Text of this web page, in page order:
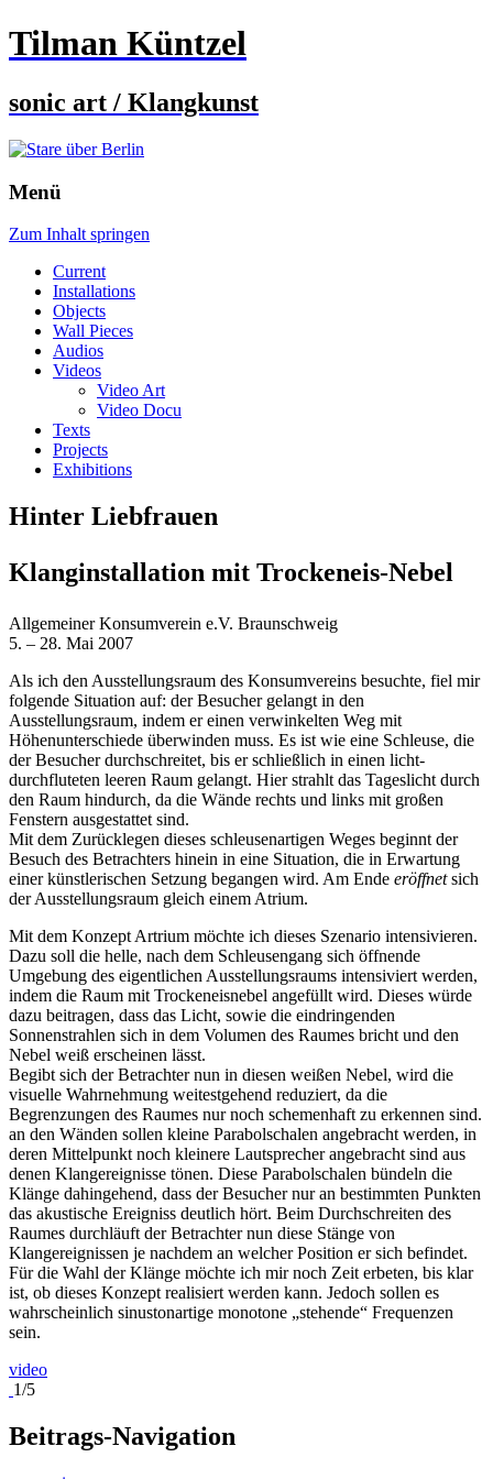
Tilman Küntzel
sonic art / Klangkunst
Menü
Zum Inhalt springen
Current
Installations
Objects
Wall Pieces
Audios
Videos
Video Art
Video Docu
Texts
Projects
Exhibitions
Hinter Liebfrauen
Klanginstallation mit Trockeneis-Nebel
Allgemeiner Konsumverein e.V. Braunschweig
5. – 28. Mai 2007
Als ich den Ausstellungsraum des Konsumvereins besuchte, fiel mir
folgende Situation auf: der Besucher gelangt in den
Ausstellungsraum, indem er einen verwinkelten Weg mit
Höhenunterschiede überwinden muss. Es ist wie eine Schleuse, die
der Besucher durchschreitet, bis er schließlich in einen licht-
durchfluteten leeren Raum gelangt. Hier strahlt das Tageslicht durch
den Raum hindurch, da die Wände rechts und links mit großen
Fenstern ausgestattet sind.
Mit dem Zurücklegen dieses schleusenartigen Weges beginnt der
Besuch des Betrachters hinein in eine Situation, die in Erwartung
einer künstlerischen Setzung begangen wird. Am Ende eröffnetsich
der Ausstellungsraum gleich einem Atrium.
Mit dem Konzept Artrium möchte ich dieses Szenario intensivieren.
Dazu soll die helle, nach dem Schleusengang sich öffnende
Umgebung des eigentlichen Ausstellungsraums intensiviert werden,
indem die Raum mit Trockeneisnebel angefüllt wird. Dieses würde
dazu beitragen, dass das Licht, sowie die eindringenden
Sonnenstrahlen sich in dem Volumen des Raumes bricht und den
Nebel weiß erscheinen lässt.
Begibt sich der Betrachter nun in diesen weißen Nebel, wird die
visuelle Wahrnehmung weitestgehend reduziert, da die
Begrenzungen des Raumes nur noch schemenhaft zu erkennen sind.
an den Wänden sollen kleine Parabolschalen angebracht werden, in
deren Mittelpunkt noch kleinere Lautsprecher angebracht sind aus
denen Klangereignisse tönen. Diese Parabolschalen bündeln die
Klänge dahingehend, dass der Besucher nur an bestimmten Punkten
das akustische Ereigniss deutlich hört. Beim Durchschreiten des
Raumes durchläuft der Betrachter nun diese Stänge von
Klangereignissen je nachdem an welcher Position er sich befindet.
Für die Wahl der Klänge möchte ich mir noch Zeit erbeten, bis klar
ist, ob dieses Konzept realisiert werden kann. Jedoch sollen es
wahrscheinlich sinustonartige monotone „stehende“ Frequenzen
sein.
video
1/5
Beitrags-Navigation